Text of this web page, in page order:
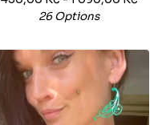
26 Options